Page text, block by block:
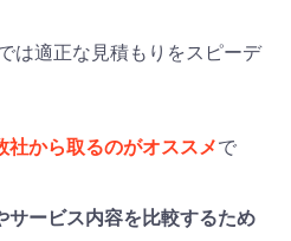
は適正な見積もりをスピーデ
社から取るのがオススメで
サービス内容を比較するため